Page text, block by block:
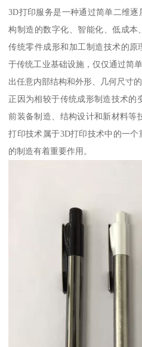
3D打印服务是一种通过简单二维
构制造的数字化、智能化、低成本
传统零件成形和加工制造技术的
于传统工业基础设施，仅仅通过简
出任意内部结构和外形、几何尺寸
正因为相较于传统成形制造技术的
前装备制造、结构设计和新材料等
打印技术属于3D打印技术中的一
的制造有着重要作用。